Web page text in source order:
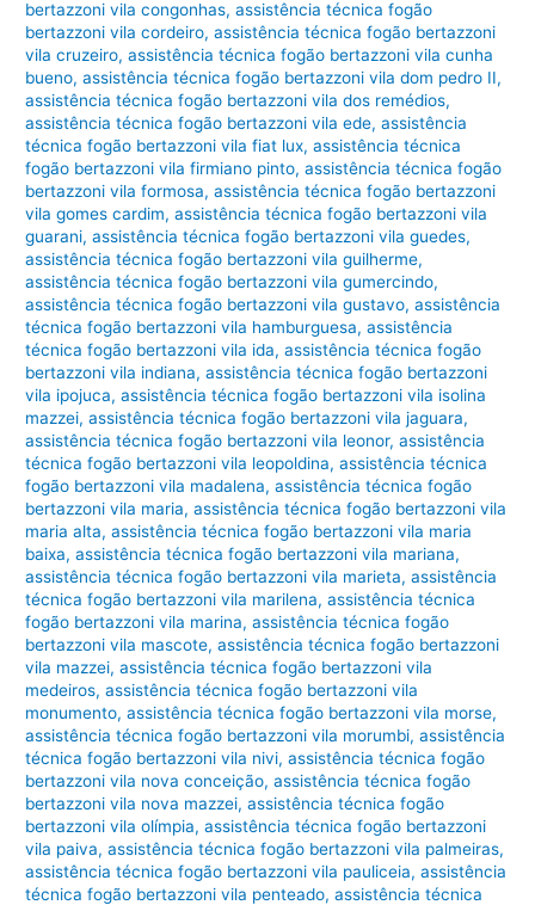
bertazzoni vila congonhas,assistência técnica fogão
bertazzoni vila cordeiro,assistência técnica fogão bertazzoni
vila cruzeiro,assistência técnica fogão bertazzoni vila cunha
bueno,assistência técnica fogão bertazzoni vila dom pedro II,
assistência técnica fogão bertazzoni vila dos remédios,
assistência técnica fogão bertazzoni vila ede,assistência
técnica fogão bertazzoni vila fiat lux,assistência técnica
fogão bertazzoni vila firmiano pinto,assistência técnica fogão
bertazzoni vila formosa,assistência técnica fogão bertazzoni
vila gomes cardim,assistência técnica fogão bertazzoni vila
guarani,assistência técnica fogão bertazzoni vila guedes,
assistência técnica fogão bertazzoni vila guilherme,
assistência técnica fogão bertazzoni vila gumercindo,
assistência técnica fogão bertazzoni vila gustavo,assistência
técnica fogão bertazzoni vila hamburguesa,assistência
técnica fogão bertazzoni vila ida,assistência técnica fogão
bertazzoni vila indiana,assistência técnica fogão bertazzoni
vila ipojuca,assistência técnica fogão bertazzoni vila isolina
mazzei,assistência técnica fogão bertazzoni vila jaguara,
assistência técnica fogão bertazzoni vila leonor,assistência
técnica fogão bertazzoni vila leopoldina,assistência técnica
fogão bertazzoni vila madalena,assistência técnica fogão
bertazzoni vila maria,assistência técnica fogão bertazzoni vila
maria alta,assistência técnica fogão bertazzoni vila maria
baixa,assistência técnica fogão bertazzoni vila mariana,
assistência técnica fogão bertazzoni vila marieta,assistência
técnica fogão bertazzoni vila marilena,assistência técnica
fogão bertazzoni vila marina,assistência técnica fogão
bertazzoni vila mascote,assistência técnica fogão bertazzoni
vila mazzei,assistência técnica fogão bertazzoni vila
medeiros,assistência técnica fogão bertazzoni vila
monumento,assistência técnica fogão bertazzoni vila morse,
assistência técnica fogão bertazzoni vila morumbi,assistência
técnica fogão bertazzoni vila nivi,assistência técnica fogão
bertazzoni vila nova conceição,assistência técnica fogão
bertazzoni vila nova mazzei,assistência técnica fogão
bertazzoni vila olímpia,assistência técnica fogão bertazzoni
vila paiva,assistência técnica fogão bertazzoni vila palmeiras,
assistência técnica fogão bertazzoni vila pauliceia,assistência
técnica fogão bertazzoni vila penteado,assistência técnica